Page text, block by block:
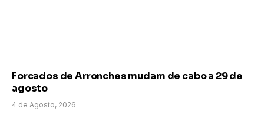
Forcados de Arronches mudam de cabo a 29 de
agosto
4 de Agosto, 2026